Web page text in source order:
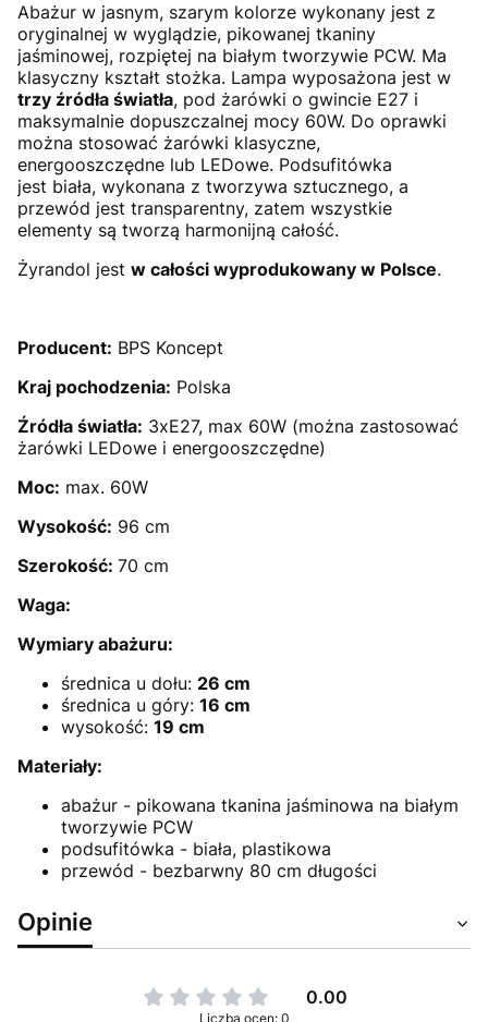
Abażur w jasnym, szarym kolorze wykonany jest z
oryginalnej w wyglądzie, pikowanej tkaniny
jaśminowej, rozpiętej na białym tworzywie PCW. Ma
klasyczny kształt stożka. Lampa wyposażona jest w
trzy źródła światła, pod żarówki o gwincie E27 i
maksymalnie dopuszczalnej mocy 60W. Do oprawki
można stosować żarówki klasyczne,
energooszczędne lub LEDowe. Podsufitówka
jest biała, wykonana z tworzywa sztucznego, a
przewód jest transparentny, zatem wszystkie
elementy są tworzą harmonijną całość.
Żyrandol jest w całości wyprodukowany w Polsce.
Producent: BPS Koncept
Kraj pochodzenia: Polska
Źródła światła: 3xE27, max 60W (można zastosować
żarówki LEDowe i energooszczędne)
Moc: max. 60W
Wysokość: 96 cm
Szerokość: 70 cm
Waga:
Wymiary abażuru:
średnica u dołu: 26 cm
średnica u góry: 16 cm
wysokość: 19 cm
Materiały:
abażur - pikowana tkanina jaśminowa na białym
tworzywie PCW
podsufitówka - biała, plastikowa
przewód - bezbarwny 80 cm długości
Opinie
0.00
Liczba ocen: 0